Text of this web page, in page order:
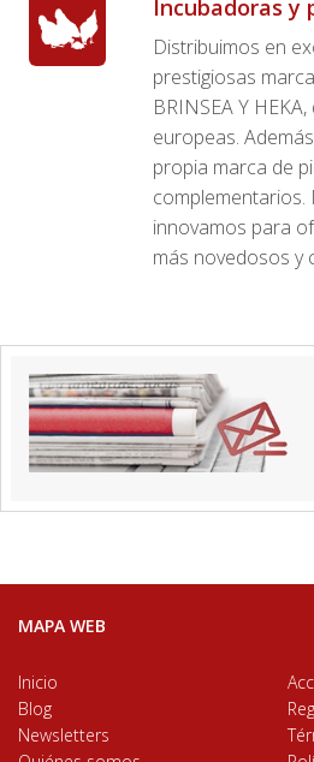
Incubadoras y
Distribuimos en
prestigiosas
BRINSEA Y
europeas.
propia marca de
complementarios.
innovamos para
más novedosos y
MAPA WEB
Inicio
Blog
Newsletters